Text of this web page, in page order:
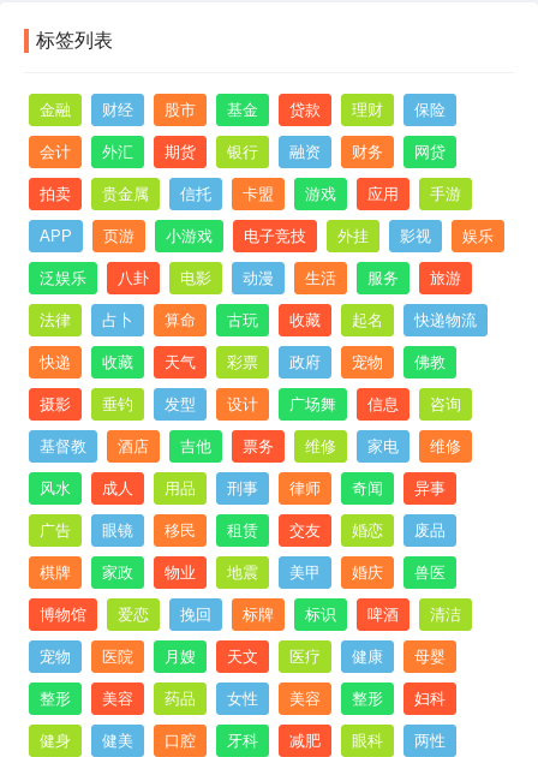
标签列表
金融 财经 股市 基金 贷款 理财 保险
会计 外汇 期货 银行 融资 财务 网贷
拍卖 贵金属 信托 卡盟 游戏 应用 手游
APP 页游 小游戏 电子竞技 外挂 影视 娱乐
泛娱乐 八卦 电影 动漫 生活 服务 旅游
法律 占卜 算命 古玩 收藏 起名 快递物流
快递 收藏 天气 彩票 政府 宠物 佛教
摄影 垂钓 发型 设计 广场舞 信息 咨询
基督教 酒店 吉他 票务 维修 家电 维修
风水 成人 用品 刑事 律师 奇闻 异事
广告 眼镜 移民 租赁 交友 婚恋 废品
棋牌 家政 物业 地震 美甲 婚庆 兽医
博物馆 爱恋 挽回 标牌 标识 啤酒 清洁
宠物 医院 月嫂 天文 医疗 健康 母婴
整形 美容 药品 女性 美容 整形 妇科
健身 健美 口腔 牙科 减肥 眼科 两性